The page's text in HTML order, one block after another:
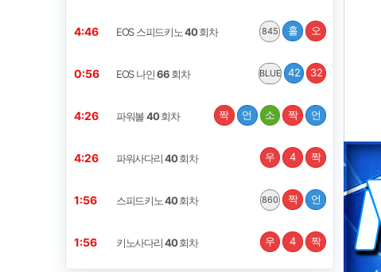
4:45 EOS 스피드키노40회차 845 홀 오
0:55 EOS 나인66회차 BLUE 42 32
4:25 파워볼40회차 짝 언 소 짝 언
4:25 파워사다리40회차 우 4 짝
1:55 스피드키노40회차 860 짝 언
1:55 키노사다리40회차 우 4 짝